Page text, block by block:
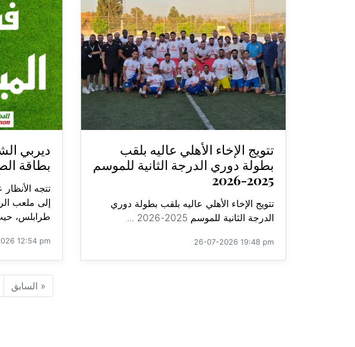
تتويج الإخاء الأهلي عاليه بلقب
بطولة دوري الدرجة الثانية للموسم
2025-2026
تتويج الإخاء الأهلي عاليه بلقب بطولة دوري
الدرجة الثانية للموسم 2025-2026 ...
26-07-2026 19:48 pm
بطاقة
تتجه
إلى ملعب
طرابلس،
12:54 pm
« السابق